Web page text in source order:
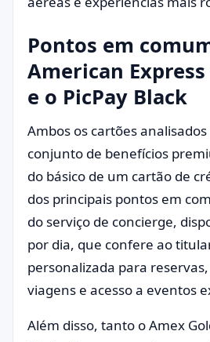
Pontos em
American Express
e o PicPay Black
Ambos os cartões
conjunto de benefícios
do básico de um cartão de
dos principais pontos em
do serviço de concierge,
por dia, que confere ao
personalizada para
viagens e acesso a eventos
Além disso, tanto o Amex